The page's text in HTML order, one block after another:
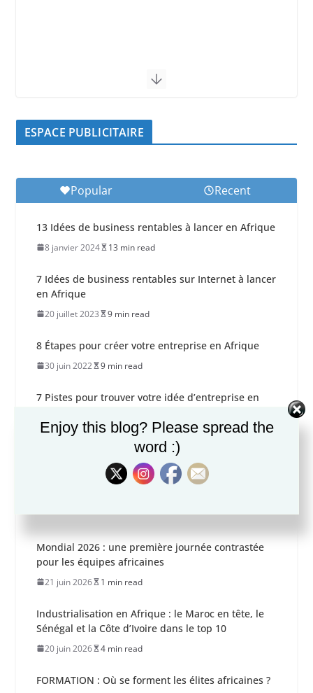
ESPACE PUBLICITAIRE
Popular Recent
13 Idées de business rentables à lancer en Afrique
8 janvier 2024 13 min read
7 Idées de business rentables sur Internet à lancer
en Afrique
20 juillet 2023 9 min read
8 Étapes pour créer votre entreprise en Afrique
30 juin 2022 9 min read
7 Pistes pour trouver votre idée d’entreprise en
15 juin 2022 8 min read
The Polygamist : la série sud-africaine qui cartone
24 juin 2026 5 min read
Mondial 2026 : une première journée contrastée
pour les équipes africaines
21 juin 2026 1 min read
Industrialisation en Afrique : le Maroc en tête, le
Sénégal et la Côte d’Ivoire dans le top 10
20 juin 2026 4 min read
FORMATION : Où se forment les élites africaines ?
Enjoy this blog? Please spread the
word :)